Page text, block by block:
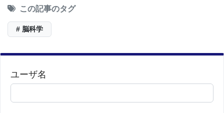
BioQuick News:Scientists Develop Molecular
Classification of Zebrafish Retinal Ganglion Cells
Response
この記事のタグ
# 脳科学
ユーザ名